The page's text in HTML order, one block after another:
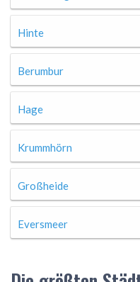
Hinte
Berumbur
Hage
Krummhörn
Großheide
Eversmeer